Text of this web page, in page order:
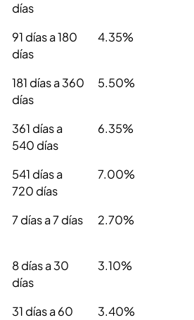
días
91 días a 180
días
4.35%
181 días a 360
días
5.50%
361 días a
540 días
6.35%
541 días a
720 días
7.00%
7 días a 7 días 2.70%
8 días a 30
días
3.10%
31 días a 60
3.40%